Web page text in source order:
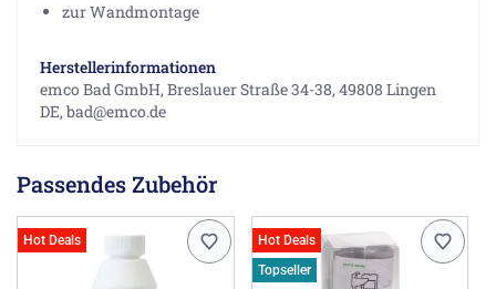
zur Wandmontage
Herstellerinformationen
emco Bad GmbH, Breslauer Straße 34-38, 49808 Lingen
DE, bad@emco.de
Passendes Zubehör
Hot Deals
Hot Deals
Topseller